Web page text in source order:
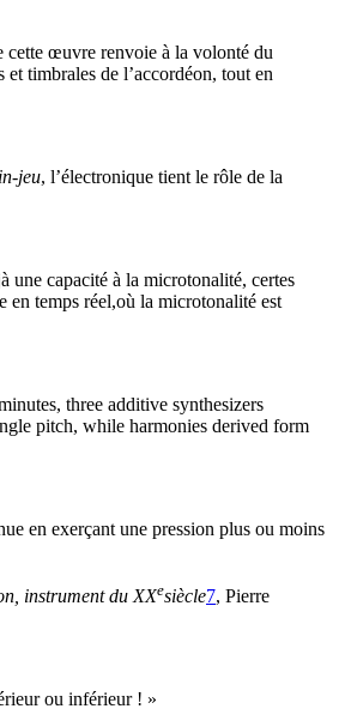
œuvre renvoie à la volonté du
timbrales de l’accordéon, tout en
jeu, l’électronique tient le rôle de la
une capacité à la microtonalité, certes
en temps réel,où la microtonalité est
three additive synthesizers
pitch, while harmonies derived form
en exerçant une pression plus ou moins
, instrument du XXesiècle7, Pierre
ou inférieur ! »